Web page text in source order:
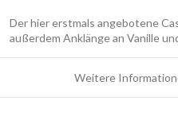
Der hier erstmals angebotene
außerdem Anklänge an Vanille
Weitere